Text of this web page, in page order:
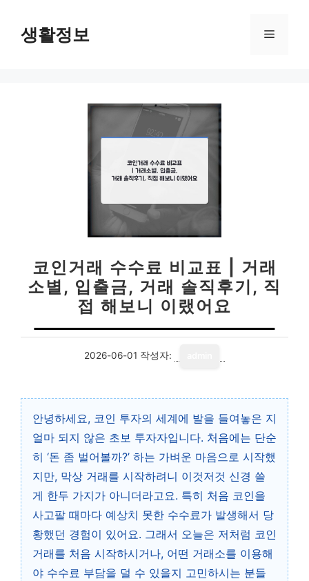
생활정보 메
코인거래 수수료 비교표 | 거래
소별, 입출금, 거래 솔직후기, 직
접 해보니 이랬어요
2026-06-01 작성자:
안녕하세요, 코인 투자의 세계에 발을 들여놓은 지
얼마 되지 않은 초보 투자자입니다. 처음에는 단순
히 ‘돈 좀 벌어볼까?’ 하는 가벼운 마음으로 시작했
지만, 막상 거래를 시작하려니 이것저것 신경 쓸
게 한두 가지가 아니더라고요. 특히 처음 코인을
사고팔 때마다 예상치 못한 수수료가 발생해서 당
황했던 경험이 있어요. 그래서 오늘은 저처럼 코인
거래를 처음 시작하시거나, 어떤 거래소를 이용해
야 수수료 부담을 덜 수 있을지 고민하시는 분들